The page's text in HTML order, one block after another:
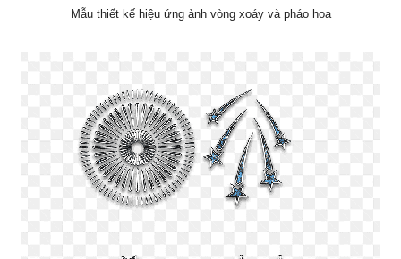
Mẫu thiết kế hiệu ứng ảnh vòng xoáy và pháo hoa